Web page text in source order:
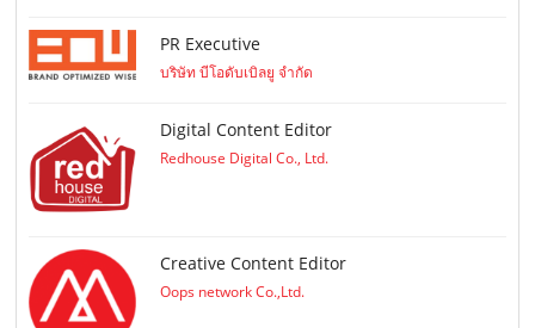
PR Executive
บริษัท บีโอดับเบิลยู จำกัด
Digital Content Editor
Redhouse Digital Co., Ltd.
Creative Content Editor
Oops network Co.,Ltd.